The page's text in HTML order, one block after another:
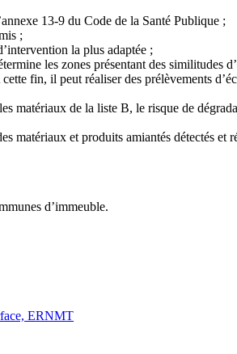
13-9 du Code de la Santé Publique ;
;
la plus adaptée ;
les zones présentant des similitudes
fin, il peut réaliser des prélèvements
matériaux de la liste B, le risque de
matériaux et produits amiantés détectés
d’immeuble.
ERNMT